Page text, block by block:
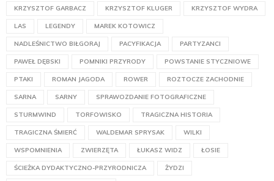
KRZYSZTOF GARBACZ KRZYSZTOF KLUGER KRZYSZTOF WYDRA
LAS LEGENDY MAREK KOTOWICZ
NADLEŚNICTWO BIŁGORAJ PACYFIKACJA PARTYZANCI
PAWEŁ DĘBSKI POMNIKI PRZYRODY POWSTANIE STYCZNIOWE
PTAKI ROMAN JAGODA ROWER ROZTOCZE ZACHODNIE
SARNA SARNY SPRAWOZDANIE FOTOGRAFICZNE
STURMWIND TORFOWISKO TRAGICZNA HISTORIA
TRAGICZNA ŚMIERĆ WALDEMAR SPRYSAK WILKI
WSPOMNIENIA ZWIERZĘTA ŁUKASZ WIDZ ŁOSIE
ŚCIEŻKA DYDAKTYCZNO-PRZYRODNICZA ŻYDZI